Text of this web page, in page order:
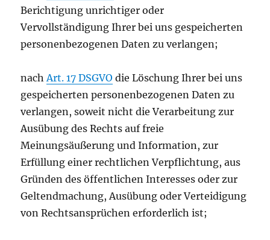
Berichtigung unrichtiger oder
Vervollständigung Ihrer bei uns gespeicherten
personenbezogenen Daten zu verlangen;
nachArt. 17 DSGVO die Löschung Ihrer bei uns
gespeicherten personenbezogenen Daten zu
verlangen, soweit nicht die Verarbeitung zur
Ausübung des Rechts auf freie
Meinungsäußerung und Information, zur
Erfüllung einer rechtlichen Verpflichtung, aus
Gründen des öffentlichen Interesses oder zur
Geltendmachung, Ausübung oder Verteidigung
von Rechtsansprüchen erforderlich ist;